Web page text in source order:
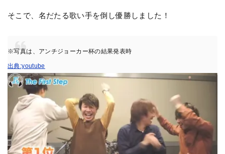
そこで、名だたる歌い手を倒し優勝しました！
※写真は、アンチジョーカー杯の結果発表時
出典:youtube